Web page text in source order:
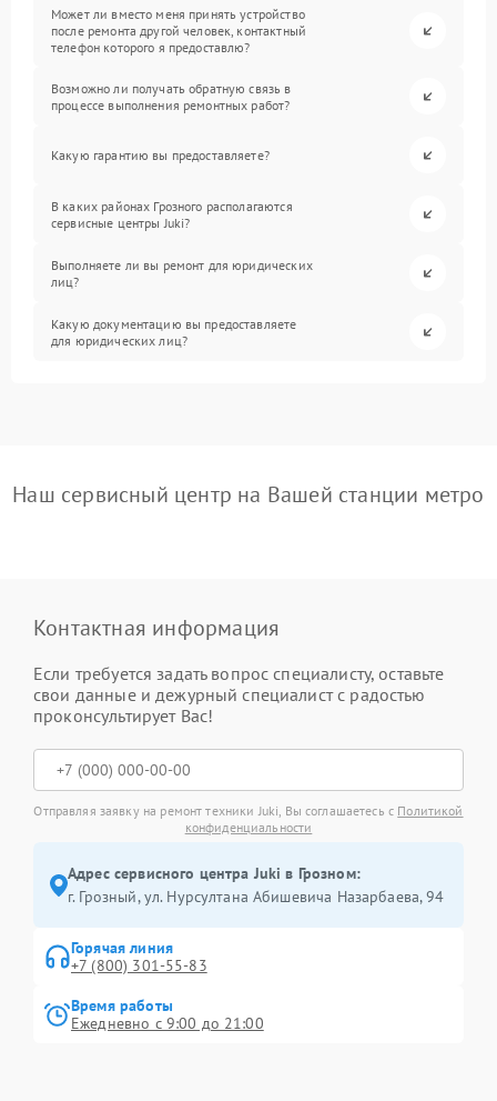
Может ли вместо меня принять устройство
после ремонта другой человек, контактный
телефон которого я предоставлю?
Возможно ли получать обратную связь в
процессе выполнения ремонтных работ?
Какую гарантию вы предоставляете?
В каких районах Грозного располагаются
сервисные центры Juki?
Выполняете ли вы ремонт для юридических
лиц?
Какую документацию вы предоставляете
для юридических лиц?
Наш сервисный центр на Вашей станции метро
Контактная информация
Если требуется задать вопрос специалисту, оставьте
свои данные и дежурный специалист с радостью
проконсультирует Вас!
Отправляя заявку на ремонт техники Juki, Вы соглашаетесь с Политикой
конфиденциальности
Адрес сервисного центра Juki в Грозном:
г. Грозный, ул. Нурсултана Абишевича Назарбаева, 94
Горячая линия
+7 (800) 301-55-83
Время работы
Ежедневно с 9:00 до 21:00